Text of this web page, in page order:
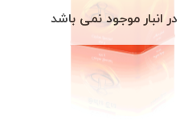
در انبار موجود نمی باشد